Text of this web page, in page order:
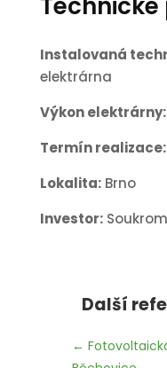
Instalovaná
elektrárna
Výkon elektrárny:
Termín realizace:
Lokalita:Brno
Investor:
Další
←